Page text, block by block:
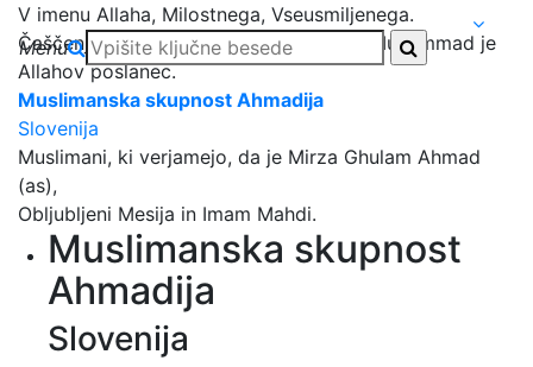
V imenu Allaha, Milostnega, Vseusmiljenega.
Čaščenja ni vreden nihče razen Allaha, Muhammad je
Allahov poslanec.
Muslimanska skupnost Ahmadija
Slovenija
Muslimani, ki verjamejo, da je Mirza Ghulam Ahmad
(as),
Obljubljeni Mesija in Imam Mahdi.
Menu
Muslimanska skupnost
Ahmadija
Slovenija